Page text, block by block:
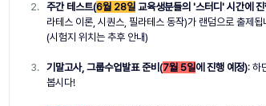
주간 테스트(6월 28일 교육생분들의 '스터디' 시간에
라테스 이론, 시퀀스, 필라테스 동작)가 랜덤으로 출제
(시험지 위치는 추후 안내)
기말고사, 그룹수업발표 준비(7월 5일에 진행 예정): 하
봅시다!